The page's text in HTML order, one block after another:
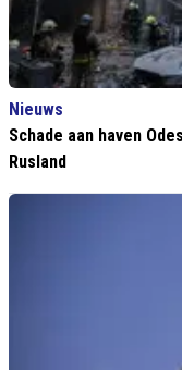
Nieuws
Schade aan haven
Rusland